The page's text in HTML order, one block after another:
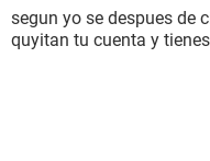
segun yo se despues de
quyitan tu cuenta y